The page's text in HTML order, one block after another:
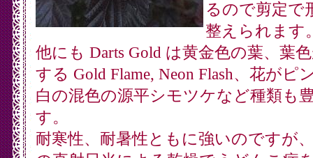
るので剪定で
整えられます
他にも Darts Gold は黄金色の葉、葉
する Gold Flame, Neon Flash、花がピ
白の混色の源平シモツケなど種類も
す。
耐寒性、耐暑性ともに強いのですが